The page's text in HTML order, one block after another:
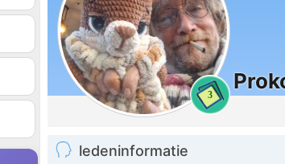
3
ledeninformatie